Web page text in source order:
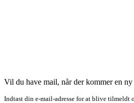
Vil du have mail, når der kommer en ny
Indtast din e-mail-adresse for at blive tilmeldt